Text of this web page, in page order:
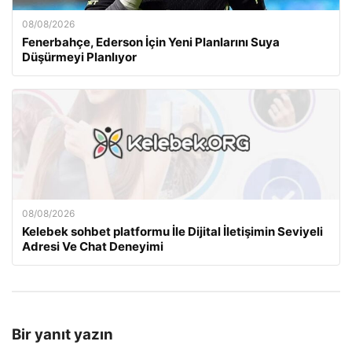
08/08/2026
Fenerbahçe, Ederson İçin Yeni Planlarını Suya
Düşürmeyi Planlıyor
08/08/2026
Kelebek sohbet platformu İle Dijital İletişimin Seviyeli
Adresi Ve Chat Deneyimi
Bir yanıt yazın